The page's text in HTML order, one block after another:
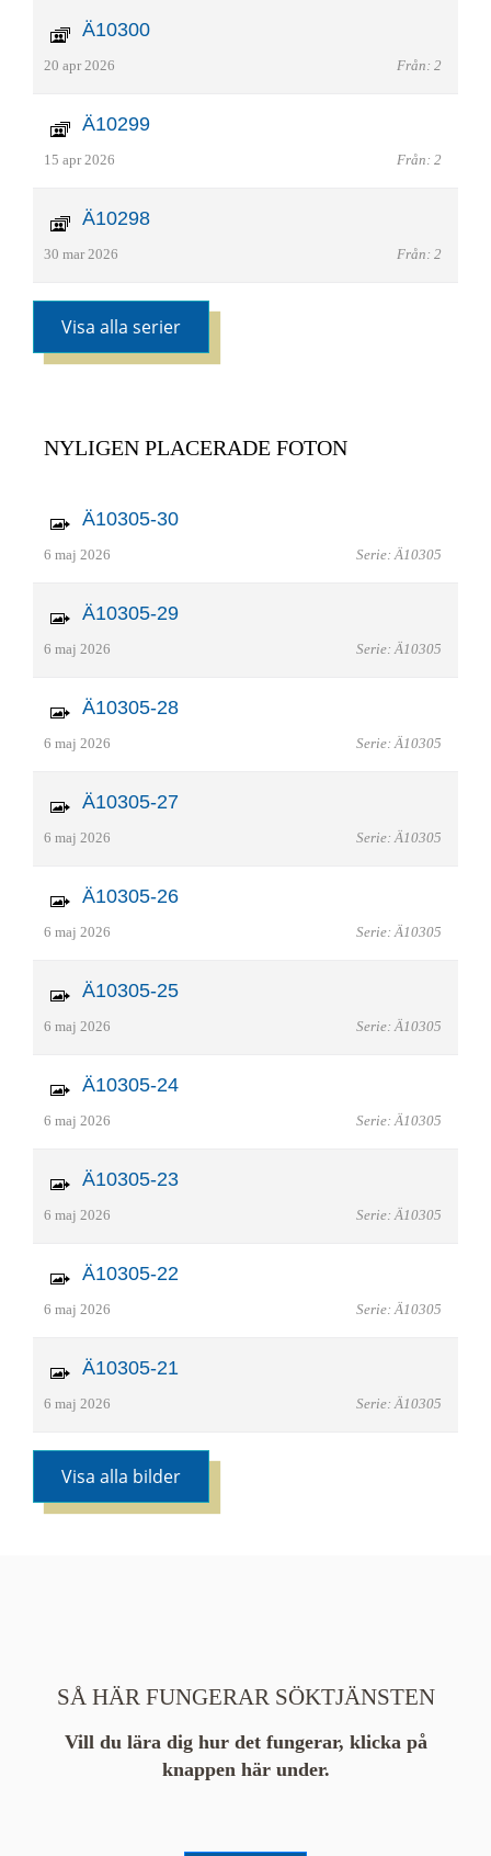
Ä10300
20 apr 2026 Från: 2
Ä10299
15 apr 2026 Från: 2
Ä10298
30 mar 2026 Från: 2
Visa alla serier
NYLIGEN PLACERADE FOTON
Ä10305-30
6 maj 2026 Serie: Ä10305
Ä10305-29
6 maj 2026 Serie: Ä10305
Ä10305-28
6 maj 2026 Serie: Ä10305
Ä10305-27
6 maj 2026 Serie: Ä10305
Ä10305-26
6 maj 2026 Serie: Ä10305
Ä10305-25
6 maj 2026 Serie: Ä10305
Ä10305-24
6 maj 2026 Serie: Ä10305
Ä10305-23
6 maj 2026 Serie: Ä10305
Ä10305-22
6 maj 2026 Serie: Ä10305
Ä10305-21
6 maj 2026 Serie: Ä10305
Visa alla bilder
SÅ HÄR FUNGERAR SÖKTJÄNSTEN
Vill du lära dig hur det fungerar, klicka på
knappen här under.